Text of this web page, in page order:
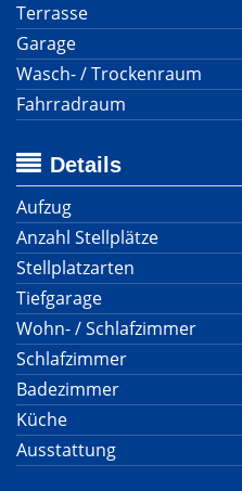
Terrasse
Garage
Wasch- / Trockenraum
Fahrradraum
Details
Aufzug
Anzahl Stellplätze
Stellplatzarten
Tiefgarage
Wohn- / Schlafzimmer
Schlafzimmer
Badezimmer
Küche
Ausstattung